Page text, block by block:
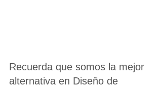
Recuerda que somos la mejor
alternativa en Diseño de